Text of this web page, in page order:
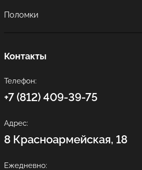
Поломки
Контакты
Телефон:
+7 (812) 409-39-75
Адрес:
8 Красноармейская, 18
Ежедневно: